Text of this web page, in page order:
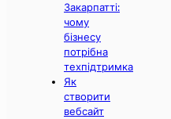
Закарпатті:
чому
бізнесу
потрібна
техпідтримка
Як
створити
вебсайт